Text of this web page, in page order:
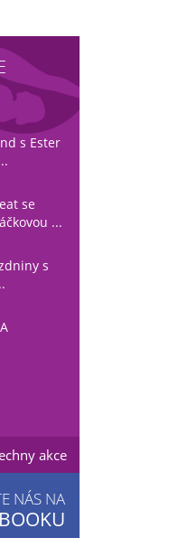
s Ester
se
...
s
akce
NÁS NA